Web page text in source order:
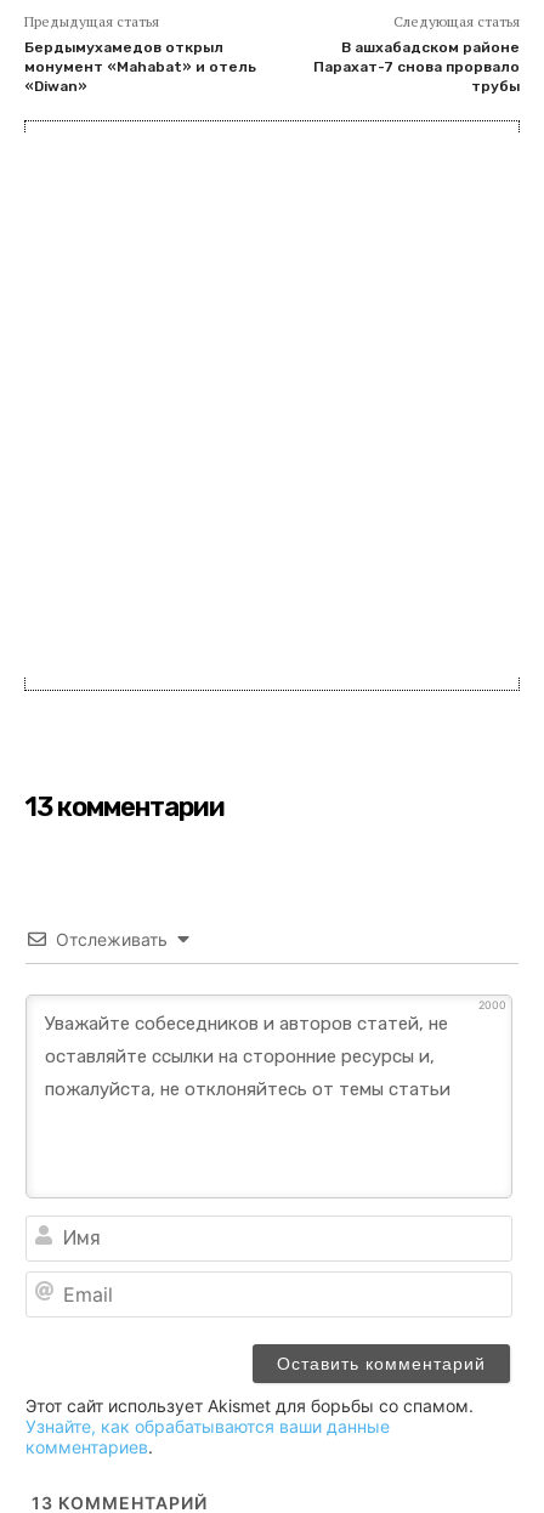
Предыдущая статья
Бердымухамедов открыл
монумент «Mahabat» и отель
«Diwan»
Следующая статья
В ашхабадском районе
Парахат-7 снова прорвало
трубы
13 комментарии
Отслеживать
2000
Этот сайт использует Akismet для борьбы со спамом.
Узнайте, как обрабатываются ваши данные
комментариев.
13 КОММЕНТАРИЙ